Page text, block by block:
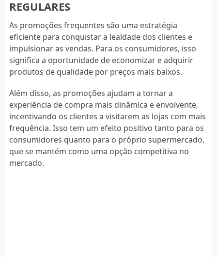
REGULARES
As promoções frequentes são uma estratégia
eficiente para conquistar a lealdade dos clientes e
impulsionar as vendas. Para os consumidores, isso
significa a oportunidade de economizar e adquirir
produtos de qualidade por preços mais baixos.
Além disso, as promoções ajudam a tornar a
experiência de compra mais dinâmica e envolvente,
incentivando os clientes a visitarem as lojas com mais
frequência. Isso tem um efeito positivo tanto para os
consumidores quanto para o próprio supermercado,
que se mantém como uma opção competitiva no
mercado.